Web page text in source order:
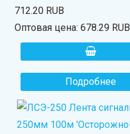
712.20 RUB
Оптовая цена:678.29 RUB
Подробнее